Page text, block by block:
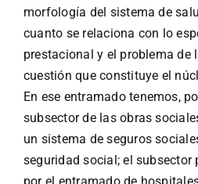
morfología del sistema de
cuanto se relaciona con lo
prestacional y el problema de
cuestión que constituye el
En ese entramado tenemos,
subsector de las obras
un sistema de seguros
seguridad social; el